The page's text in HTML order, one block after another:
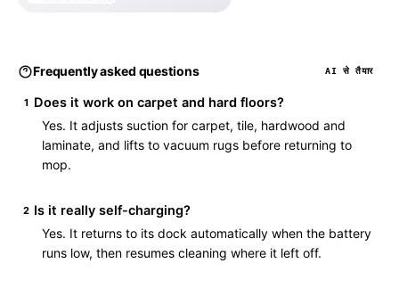
Frequently asked questions AI से तैयार
1 Does it work on carpet and hard floors?
Yes. It adjusts suction for carpet, tile, hardwood and
laminate, and lifts to vacuum rugs before returning to
mop.
2 Is it really self-charging?
Yes. It returns to its dock automatically when the battery
runs low, then resumes cleaning where it left off.